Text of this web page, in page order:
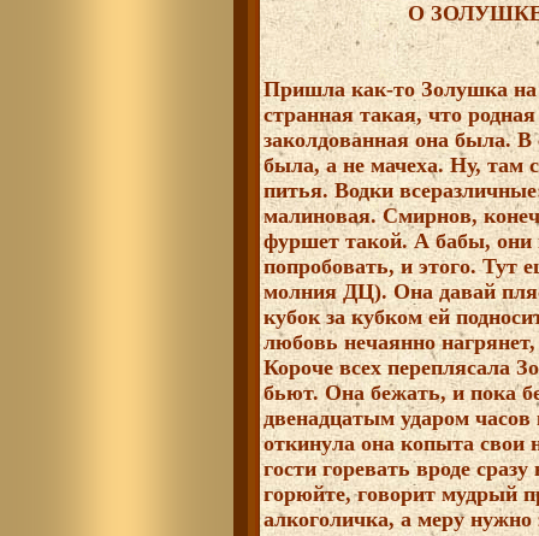
О
Пришла как-то Золушка
странная такая, что
заколдованная она была.
была, а не мачеха. Ну, там
питья. Водки
малиновая. Смирнов,
фуршет такой. А бабы, они
попробовать, и этого.
молния ДЦ). Она давай
кубок за кубком ей
любовь нечаянно
Короче всех переплясала
бьют. Она бежать, и пока
двенадцатым ударом
откинула она копыта свои
гости горевать вроде
горюйте, говорит мудрый
алкоголичка, а меру нужно